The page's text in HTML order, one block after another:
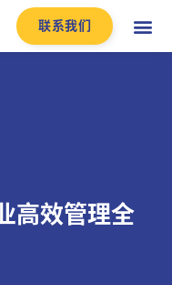
联系我们
高效管理全